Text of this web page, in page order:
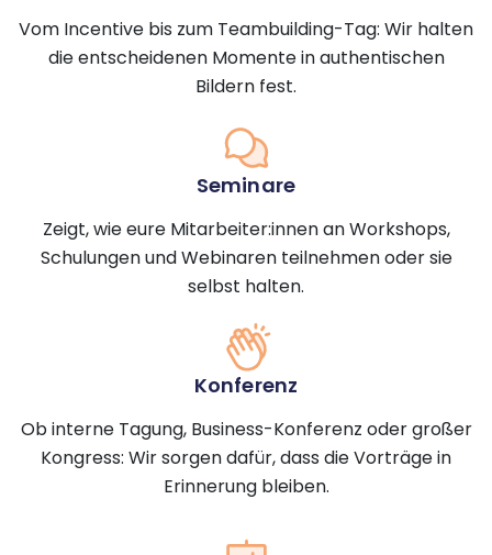
Vom Incentive bis zum Teambuilding-Tag: Wir halten
die entscheidenen Momente in authentischen
Bildern fest.
Seminare
Zeigt, wie eure Mitarbeiter:innen an Workshops,
Schulungen und Webinaren teilnehmen oder sie
selbst halten.
Konferenz
Ob interne Tagung, Business-Konferenz oder großer
Kongress: Wir sorgen dafür, dass die Vorträge in
Erinnerung bleiben.